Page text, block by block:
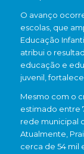
O avanço
escolas, que
Educação
atribui o
educação e
juvenil,
Mesmo com o
estimado entre
rede municipal
Atualmente,
cerca de 54 mil